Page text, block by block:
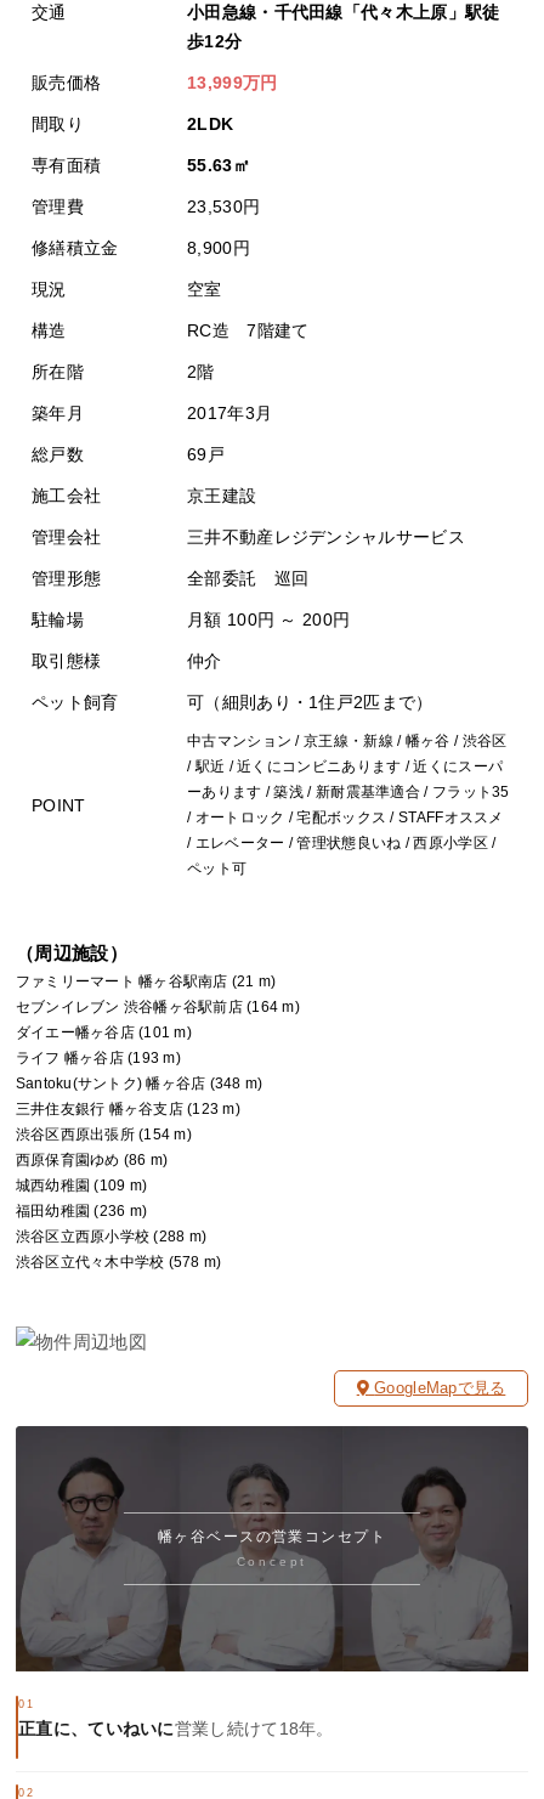
交通
小田急線・千代田線「代々木上原」駅徒
歩12分
販売価格 13,999万円
間取り 2LDK
専有面積 55.63㎡
管理費 23,530円
修繕積立金 8,900円
現況 空室
構造 RC造 7階建て
所在階 2階
築年月 2017年3月
総戸数 69戸
施工会社 京王建設
管理会社 三井不動産レジデンシャルサービス
管理形態 全部委託 巡回
駐輪場 月額 100円 ～ 200円
取引態様 仲介
ペット飼育 可（細則あり・1住戸2匹まで）
POINT
中古マンション / 京王線・新線 / 幡ヶ谷 / 渋谷区
/ 駅近 / 近くにコンビニあります / 近くにスーパ
ーあります / 築浅 / 新耐震基準適合 / フラット35
/ オートロック / 宅配ボックス / STAFFオススメ
/ エレベーター / 管理状態良いね / 西原小学区 /
ペット可
（周辺施設）
ファミリーマート 幡ヶ谷駅南店 (21 m)
セブンイレブン 渋谷幡ヶ谷駅前店 (164 m)
ダイエー幡ヶ谷店 (101 m)
ライフ 幡ヶ谷店 (193 m)
Santoku(サントク) 幡ヶ谷店 (348 m)
三井住友銀行 幡ヶ谷支店 (123 m)
渋谷区西原出張所 (154 m)
西原保育園ゆめ (86 m)
城西幼稚園 (109 m)
福田幼稚園 (236 m)
渋谷区立西原小学校 (288 m)
渋谷区立代々木中学校 (578 m)
GoogleMapで見る
幡ヶ谷ベースの営業コンセプト
Concept
01
正直に、ていねいに営業し続けて18年。
02